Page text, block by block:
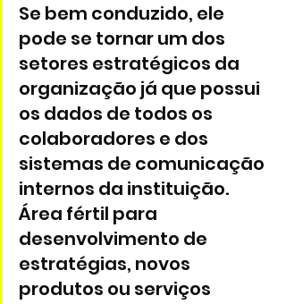
Se bem conduzido, ele
pode se tornar um dos
setores estratégicos da
organização já que possui
os dados de todos os
colaboradores e dos
sistemas de comunicação
internos da instituição.
Área fértil para
desenvolvimento de
estratégias, novos
produtos ou serviços